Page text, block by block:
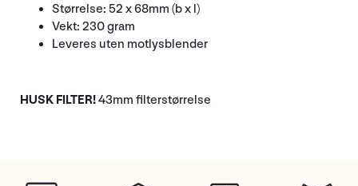
Størrelse: 52 x 68mm (b x l)
Vekt: 230 gram
Leveres uten motlysblender
HUSK FILTER!43mm filterstørrelse